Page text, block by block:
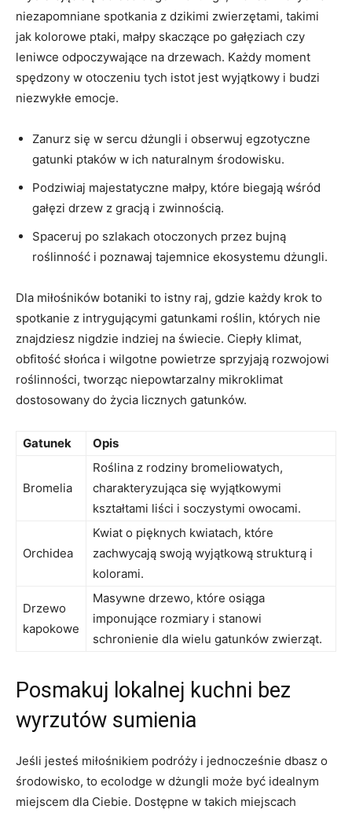
niezapomniane spotkania z ‌dzikimi ⁣zwierzętami, takimi ​
jak kolorowe ptaki, małpy skaczące po gałęziach czy
leniwce ⁤odpoczywające na drzewach. Każdy⁤ moment
spędzony w otoczeniu ‍tych istot jest wyjątkowy i budzi
niezwykłe emocje.
Zanurz się w sercu dżungli i obserwuj egzotyczne
gatunki ptaków ‌w ich naturalnym‌ środowisku.
Podziwiaj majestatyczne małpy, które ​biegają wśród
gałęzi drzew z ​gracją i zwinnością.
Spaceruj po szlakach otoczonych przez bujną
roślinność i poznawaj tajemnice ekosystemu ‌dżungli.
Dla miłośników botaniki to istny‍ raj, gdzie każdy krok to
spotkanie z intrygującymi ⁤gatunkami roślin, których nie
znajdziesz nigdzie​ indziej na świecie. ⁤Ciepły klimat,
⁢obfitość słońca i⁢ wilgotne powietrze sprzyjają rozwojowi
roślinności, tworząc niepowtarzalny mikroklimat
dostosowany do życia licznych gatunków.
Gatunek Opis
Bromelia
Roślina ‍z⁣ rodziny bromeliowatych,
charakteryzująca się wyjątkowymi
⁢kształtami liści​ i soczystymi owocami.
Orchidea
Kwiat o pięknych kwiatach, które
zachwycają swoją wyjątkową strukturą i
kolorami.
Drzewo
kapokowe
Masywne drzewo, które osiąga
imponujące rozmiary i stanowi
schronienie dla wielu gatunków‍ zwierząt.
Posmakuj lokalnej‍ kuchni bez
wyrzutów sumienia
Jeśli jesteś miłośnikiem ⁣podróży i jednocześnie dbasz o⁤
środowisko, to⁤ ecolodge w dżungli może być idealnym
miejscem dla​ Ciebie. Dostępne w takich​ miejscach